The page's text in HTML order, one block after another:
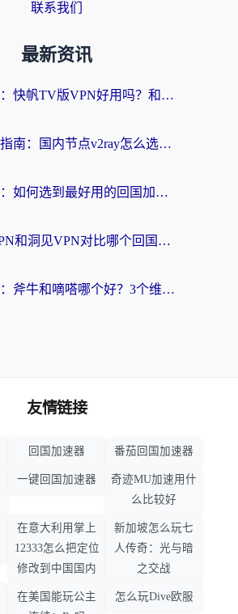
联系我们
最新资讯
海外党必看：快帆TV版VPN好用吗？和快游VPN对比哪个回国效果更好？附实用避坑指南
海外党无忧指南：国内节点v2ray怎么选？一键回国VPN+多场景实测帮你避坑
海外党必看：如何选到最好用的回国加速器？从节点到售后的全维度指南
ChickCN VPN和洞见VPN对比哪个回国效果更好？海外党亲测3款加速器+避坑指南
海外党必看：斧牛和嘀嗒哪个好？3个维度教你选对回国加速器
友情链接
回国加速器 番茄回国加速器
一键回国加速器
奇迹MU加速用什
么比较好
在意大利用掌上
12333怎么把定位
修改到中国国内
新加坡怎么玩七
人传奇：光与暗
之交战
在美国能玩公主
怎么玩Dive欧服